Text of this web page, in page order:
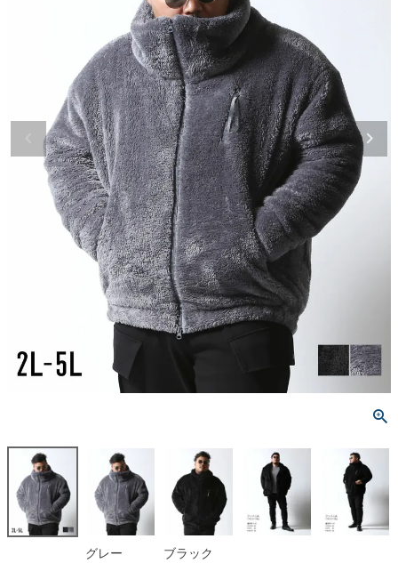
グレー ブラック